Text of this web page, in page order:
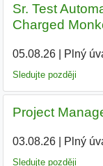
Sr. Test
Charged
05.08.26| Plný
Sledujte později
Project
03.08.26| Plný
Sledujte později